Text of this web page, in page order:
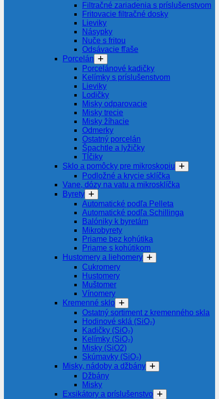
Filtračné zariadenia s príslušenstvom
Fritovacie filtračné dosky
Lieviky
Násypky
Nuče s fritou
Odsávacie fľaše
Porcelán
Porcelánové kadičky
Kelímky s príslušenstvom
Lieviky
Lodičky
Misky odparovacie
Misky trecie
Misky žíhacie
Odmerky
Ostatný porcelán
Špachtle a lyžičky
Tĺčiky
Sklo a pomôcky pre mikroskopiu
Podložné a krycie sklíčka
Vane, dózy na vatu a mikrosklíčka
Byrety
Automatické podľa Pelleta
Automatické podľa Schillinga
Balóniky k byretám
Mikrobyrety
Priame bez kohútika
Priame s kohútikom
Hustomery a liehomery
Cukromery
Hustomery
Muštomer
Vínomery
Kremenné sklo
Ostatný sortiment z kremenného skla
Hodinové sklá (SiO₂)
Kadičky (SiO₂)
Kelímky (SiO₂)
Misky (SiO2)
Skúmavky (SiO₂)
Misky, nádoby a džbány
Džbány
Misky
Exsikátory a príslušenstvo